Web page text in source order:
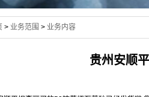
> 业务范围 > 业务内容
贵州安顺